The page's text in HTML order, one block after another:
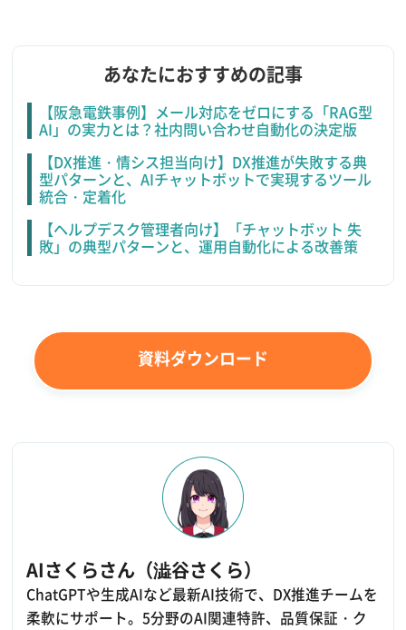
あなたにおすすめの記事
【阪急電鉄事例】メール対応をゼロにする「RAG型
AI」の実力とは？社内問い合わせ自動化の決定版
【DX推進・情シス担当向け】DX推進が失敗する典
型パターンと、AIチャットボットで実現するツール
統合・定着化
【ヘルプデスク管理者向け】「チャットボット 失
敗」の典型パターンと、運用自動化による改善策
資料ダウンロード
AIさくらさん（澁谷さくら）
ChatGPTや生成AIなど最新AI技術で、DX推進チームを
柔軟にサポート。5分野のAI関連特許、品質保証・ク